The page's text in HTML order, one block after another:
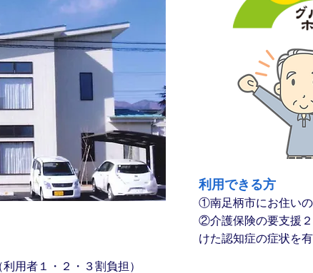
用者１・２・３割負担）
利用できる方
①南足柄市にお住い
②介護保険の要支援
けた認知症の症状を